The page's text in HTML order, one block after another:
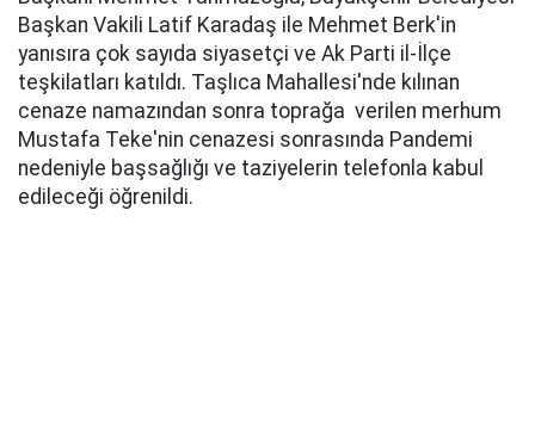
Başkan Vakili Latif Karadaş ile Mehmet Berk'in
yanısıra çok sayıda siyasetçi ve Ak Parti il-İlçe
teşkilatları katıldı. Taşlıca Mahallesi'nde kılınan
cenaze namazından sonra toprağa verilen merhum
Mustafa Teke'nin cenazesi sonrasında Pandemi
nedeniyle başsağlığı ve taziyelerin telefonla kabul
edileceği öğrenildi.